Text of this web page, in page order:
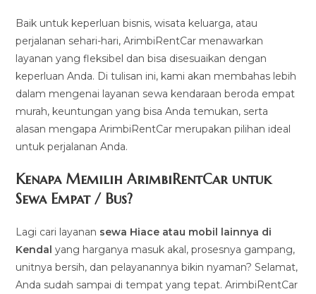
Baik untuk keperluan bisnis, wisata keluarga, atau
perjalanan sehari-hari, ArimbiRentCar menawarkan
layanan yang fleksibel dan bisa disesuaikan dengan
keperluan Anda. Di tulisan ini, kami akan membahas lebih
dalam mengenai layanan sewa kendaraan beroda empat
murah, keuntungan yang bisa Anda temukan, serta
alasan mengapa ArimbiRentCar merupakan pilihan ideal
untuk perjalanan Anda.
Kenapa Memilih ArimbiRentCar untuk
Sewa Empat / Bus?
Lagi cari layanan sewa Hiace atau mobil lainnya di
Kendal yang harganya masuk akal, prosesnya gampang,
unitnya bersih, dan pelayanannya bikin nyaman? Selamat,
Anda sudah sampai di tempat yang tepat. ArimbiRentCar